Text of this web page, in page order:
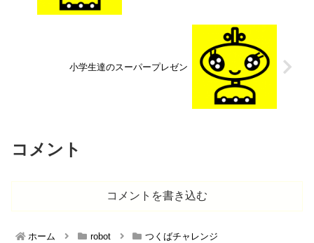
小学生達のスーパープレゼン
コメント
コメントを書き込む
ホーム robot つくばチャレンジ